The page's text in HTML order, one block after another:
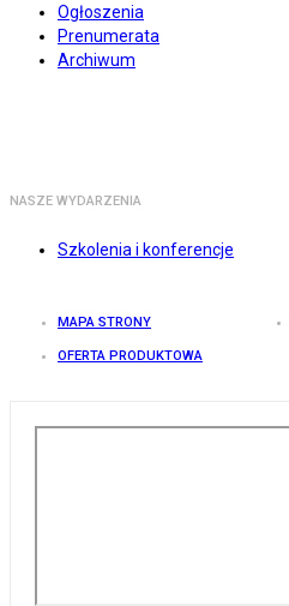
Ogłoszenia
Prenumerata
Archiwum
NASZE WYDARZENIA
Szkolenia i konferencje
MAPA STRONY
OFERTA PRODUKTOWA